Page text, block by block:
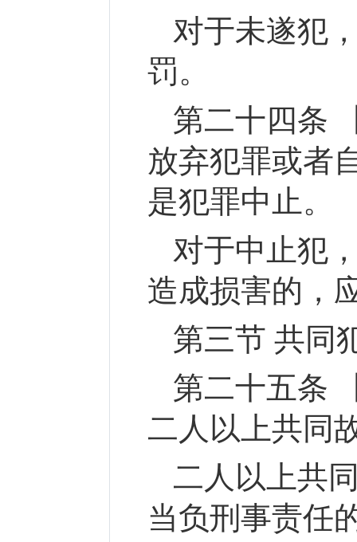
对于未遂犯
罚。
第二十四条
放弃犯罪或者
是犯罪中止。
对于中止犯
造成损害的，
第三节 共同
第二十五条
二人以上共同
二人以上共
当负刑事责任